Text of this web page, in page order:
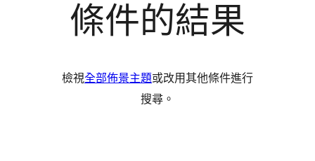
條件的結果
檢視全部佈景主題或改用其他條件進行
搜尋。